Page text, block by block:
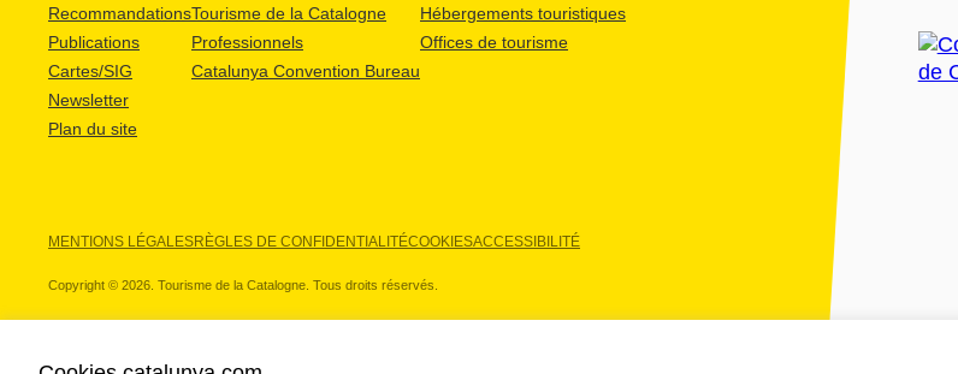
Recommandations
Publications
Cartes/SIG
Newsletter
Plan du site
Tourisme de la Catalogne
Professionnels
Catalunya Convention Bureau
Hébergements touristiques
Offices de tourisme
MENTIONS LÉGALESRÈGLES DE CONFIDENTIALITÉCOOKIESACCESSIBILITÉ
Copyright © 2026. Tourisme de la Catalogne. Tous droits réservés.